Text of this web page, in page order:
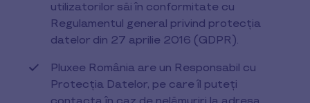
utilizatorilor săi în conformitate cu
Regulamentul general privind protecția
datelor din 27 aprilie 2016 (GDPR).
Pluxee România are un Responsabil cu
Protecția Datelor, pe care îl puteți